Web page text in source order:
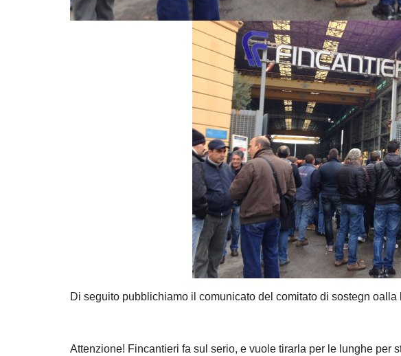
Di seguito pubblichiamo il comunicato del comitato di sostegn
Attenzione! Fincantieri fa sul serio, e vuole tirarla per le lunghe per